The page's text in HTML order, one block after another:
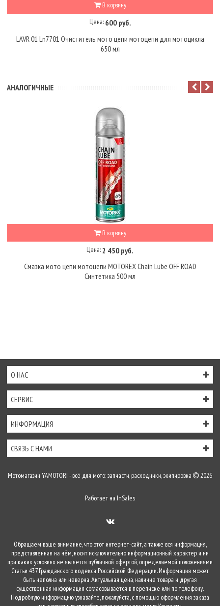
В корзину
Цена: 600 руб.
LAVR 01 Ln7701 Очиститель мото цепи мотоцепи для мотоцикла
650 мл
АНАЛОГИЧНЫЕ
В корзину
Цена: 2 450 руб.
Смазка мото цепи мотоцепи MOTOREX Chain Lube OFF ROAD
Синтетика 500 мл
О НАС
СЕРВИС
ИНФОРМАЦИЯ
СВЯЗЬ С НАМИ
Мотомагазин YAMOTORI - всё для мото: запчасти, расходники, экипировка 2026
Работает на InSales
Обращаем ваше внимание, что этот интернет-сайт, а также вся информация,
представленная на нём, носит исключительно информационный характер и ни
при каких условиях не является публичной офертой, определяемой положениями
Статьи 437 Гражданского кодекса Российской Федерации. Информация может
быть неполна или неверна. Актуальная цена, наличие товара и другая
существенная информация согласовывается в переписке или по телефону.
Подробную информацию узнавайте, пожалуйста, с помощью оформления заказа